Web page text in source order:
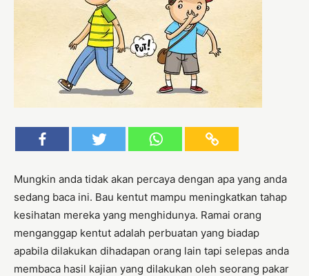
Mungkin anda tidak akan percaya dengan apa yang anda
sedang baca ini. Bau kentut mampu meningkatkan tahap
kesihatan mereka yang menghidunya. Ramai orang
menganggap kentut adalah perbuatan yang biadap
apabila dilakukan dihadapan orang lain tapi selepas anda
membaca hasil kajian yang dilakukan oleh seorang pakar